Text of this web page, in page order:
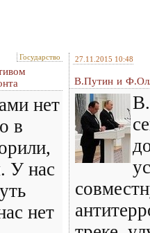
Государство
нет
в
У нас
нет
27.11.2015 10:48
В.Путин и